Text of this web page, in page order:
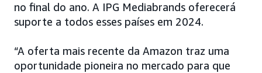
no final do ano. A IPG Mediabrands oferecerá
suporte a todos esses países em 2024.
“A oferta mais recente da Amazon traz uma
oportunidade pioneira no mercado para que